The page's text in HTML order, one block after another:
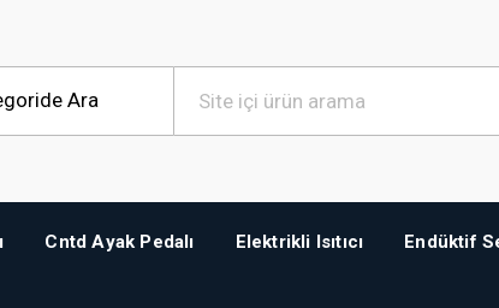
Cntd Ayak Pedalı Elektrikli Isıtıcı Endüktif